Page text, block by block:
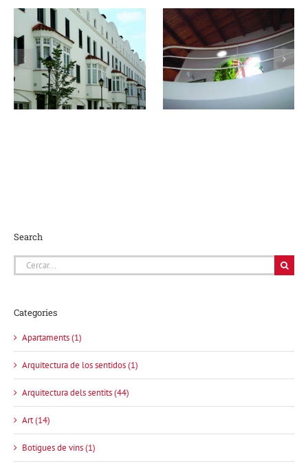
La casa dels cinc
elements i la
lluna
Una arquitectura
de la humilitat:
l’emoció dels
espais
silenciosos
Search
Cerca
…
Categories
Apartaments (1)
Arquitectura de los sentidos (1)
Arquitectura dels sentits (44)
Art (14)
Botigues de vins (1)